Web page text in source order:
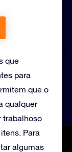
que
para
que o
qualquer
trabalhoso
Para
algumas